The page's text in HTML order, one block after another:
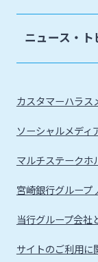
ニュース・ト
カスタマーハラス
ソーシャルメディ
マルチステークホ
宮崎銀行グループ
当行グループ会社
サイトのご利用に